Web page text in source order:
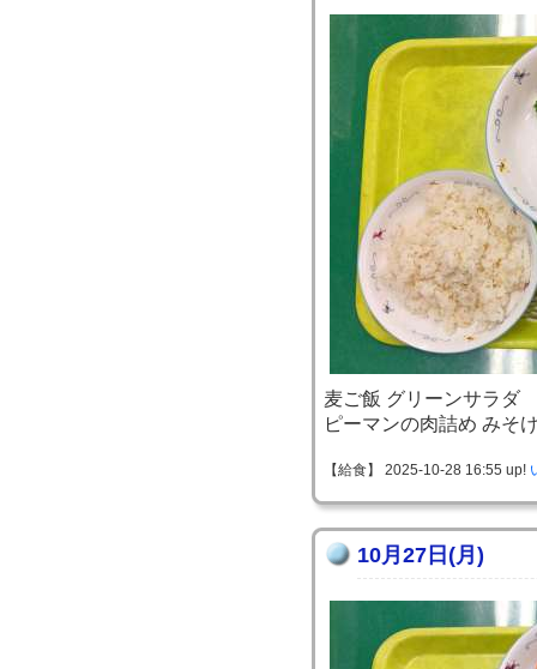
麦ご飯 グリーンサラダ
ピーマンの肉詰め みそ
【給食】 2025-10-28 16:55 up!
10月27日(月)